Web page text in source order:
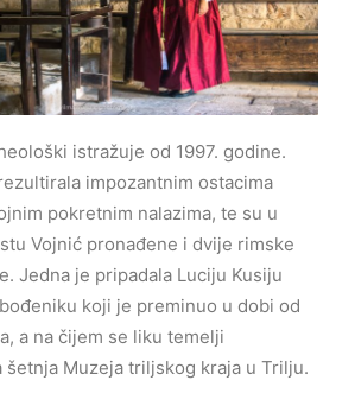
istražuje od 1997. godine.
impozantnim ostacima
pokretnim nalazima, te su u
Vojnić pronađene i dvije rimske
Jedna je pripadala Luciju Kusiju
koji je preminuo u dobi od
a na čijem se liku temelji
Muzeja triljskog kraja u Trilju.